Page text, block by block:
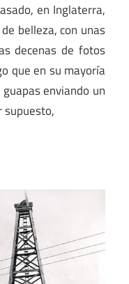
en Inglaterra,
belleza, con unas
decenas de fotos
que en su mayoría
enviando un
supuesto,